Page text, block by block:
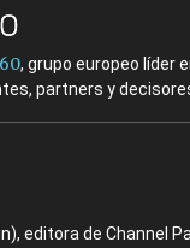
, grupo europeo líder
partners y
editora de Channel